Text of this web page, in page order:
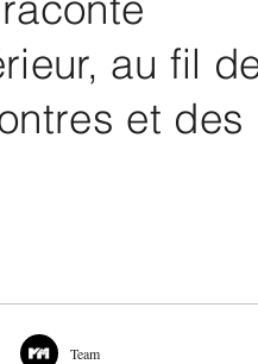
au fil
et des
Team